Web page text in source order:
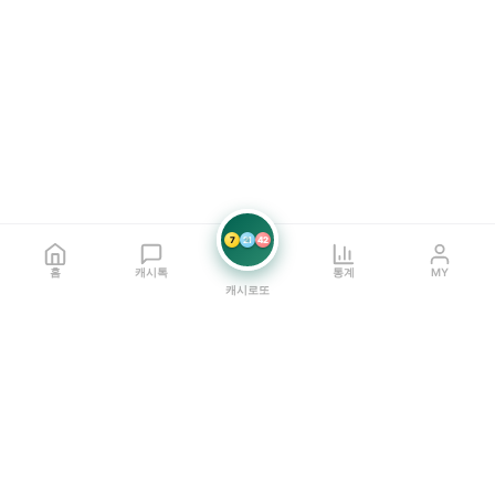
홈 캐시톡
7 21 42
캐시로또
통계 MY